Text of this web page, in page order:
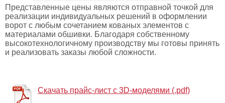
Представленные цены являются отправной точкой для
реализации индивидуальных решений в оформлении
ворот с любым сочетанием кованых элементов с
материалами обшивки. Благодаря собственному
высокотехнологичному производству мы готовы принять
и реализовать заказы любой сложности.
Скачать прайс-лист с 3D-моделями (.pdf)